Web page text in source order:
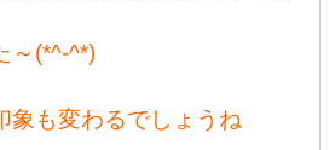
～(*^-^*)
象も変わるでしょうね